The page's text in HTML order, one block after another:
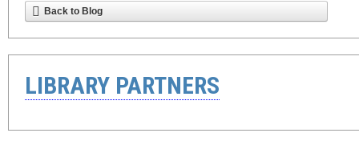
Back to Blog
LIBRARY PARTNERS